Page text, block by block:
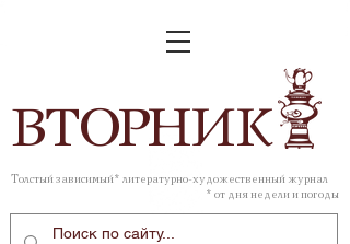
ВТОРНИК
Толстый зависимый* литературно-художественный журнал
* от дня недели и погоды